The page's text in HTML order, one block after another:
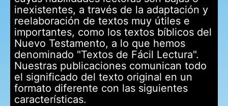
inexistentes, a través de la adaptación y
reelaboración de textos muy útiles e
importantes, como los textos bíblicos del
Nuevo Testamento, a lo que hemos
denominado "Textos de Fácil Lectura".
Nuestras publicaciones comunican todo
el significado del texto original en un
formato diferente con las siguientes
características.